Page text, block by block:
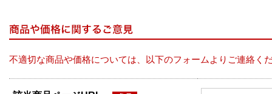
不適切な商品や価格については、以下のフォームよりご連絡く